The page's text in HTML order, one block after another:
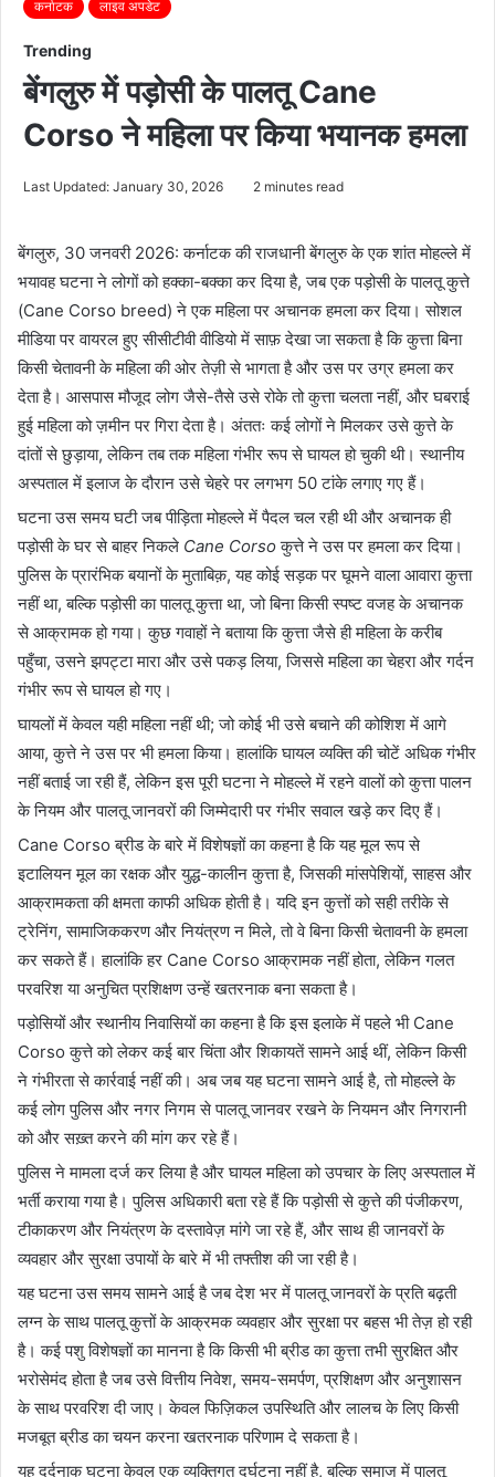
कर्नाटक लाइव अपडेट
Trending
बेंगलुरु में पड़ोसी के पालतू Cane
Corso ने महिला पर किया भयानक हमला
Last Updated: January 30, 2026 2 minutes read
बेंगलुरु, 30 जनवरी 2026: कर्नाटक की राजधानी बेंगलुरु के एक शांत मोहल्ले में
भयावह घटना ने लोगों को हक्का-बक्का कर दिया है, जब एक पड़ोसी के पालतू कुत्ते
(Cane Corso breed) ने एक महिला पर अचानक हमला कर दिया। सोशल
मीडिया पर वायरल हुए सीसीटीवी वीडियो में साफ़ देखा जा सकता है कि कुत्ता बिना
किसी चेतावनी के महिला की ओर तेज़ी से भागता है और उस पर उग्र हमला कर
देता है। आसपास मौजूद लोग जैसे-तैसे उसे रोके तो कुत्ता चलता नहीं, और घबराई
हुई महिला को ज़मीन पर गिरा देता है। अंततः कई लोगों ने मिलकर उसे कुत्ते के
दांतों से छुड़ाया, लेकिन तब तक महिला गंभीर रूप से घायल हो चुकी थी। स्थानीय
अस्पताल में इलाज के दौरान उसे चेहरे पर लगभग 50 टांके लगाए गए हैं।
घटना उस समय घटी जब पीड़िता मोहल्ले में पैदल चल रही थी और अचानक ही
पड़ोसी के घर से बाहर निकले Cane Corsoकुत्ते ने उस पर हमला कर दिया।
पुलिस के प्रारंभिक बयानों के मुताबिक़, यह कोई सड़क पर घूमने वाला आवारा कुत्ता
नहीं था, बल्कि पड़ोसी का पालतू कुत्ता था, जो बिना किसी स्पष्ट वजह के अचानक
से आक्रामक हो गया। कुछ गवाहों ने बताया कि कुत्ता जैसे ही महिला के करीब
पहुँचा, उसने झपट्टा मारा और उसे पकड़ लिया, जिससे महिला का चेहरा और गर्दन
गंभीर रूप से घायल हो गए।
घायलों में केवल यही महिला नहीं थी; जो कोई भी उसे बचाने की कोशिश में आगे
आया, कुत्ते ने उस पर भी हमला किया। हालांकि घायल व्यक्ति की चोटें अधिक गंभीर
नहीं बताई जा रही हैं, लेकिन इस पूरी घटना ने मोहल्ले में रहने वालों को कुत्ता पालन
के नियम और पालतू जानवरों की जिम्मेदारी पर गंभीर सवाल खड़े कर दिए हैं।
Cane Corso ब्रीड के बारे में विशेषज्ञों का कहना है कि यह मूल रूप से
इटालियन मूल का रक्षक और युद्ध-कालीन कुत्ता है, जिसकी मांसपेशियों, साहस और
आक्रामकता की क्षमता काफी अधिक होती है। यदि इन कुत्तों को सही तरीके से
ट्रेनिंग, सामाजिककरण और नियंत्रण न मिले, तो वे बिना किसी चेतावनी के हमला
कर सकते हैं। हालांकि हर Cane Corso आक्रामक नहीं होता, लेकिन गलत
परवरिश या अनुचित प्रशिक्षण उन्हें खतरनाक बना सकता है।
पड़ोसियों और स्थानीय निवासियों का कहना है कि इस इलाके में पहले भी Cane
Corso कुत्ते को लेकर कई बार चिंता और शिकायतें सामने आई थीं, लेकिन किसी
ने गंभीरता से कार्रवाई नहीं की। अब जब यह घटना सामने आई है, तो मोहल्ले के
कई लोग पुलिस और नगर निगम से पालतू जानवर रखने के नियमन और निगरानी
को और सख़्त करने की मांग कर रहे हैं।
पुलिस ने मामला दर्ज कर लिया है और घायल महिला को उपचार के लिए अस्पताल में
भर्ती कराया गया है। पुलिस अधिकारी बता रहे हैं कि पड़ोसी से कुत्ते की पंजीकरण,
टीकाकरण और नियंत्रण के दस्तावेज़ मांगे जा रहे हैं, और साथ ही जानवरों के
व्यवहार और सुरक्षा उपायों के बारे में भी तफ्तीश की जा रही है।
यह घटना उस समय सामने आई है जब देश भर में पालतू जानवरों के प्रति बढ़ती
लग्न के साथ पालतू कुत्तों के आक्रमक व्यवहार और सुरक्षा पर बहस भी तेज़ हो रही
है। कई पशु विशेषज्ञों का मानना है कि किसी भी ब्रीड का कुत्ता तभी सुरक्षित और
भरोसेमंद होता है जब उसे वित्तीय निवेश, समय-समर्पण, प्रशिक्षण और अनुशासन
के साथ परवरिश दी जाए। केवल फिज़िकल उपस्थिति और लालच के लिए किसी
मजबूत ब्रीड का चयन करना खतरनाक परिणाम दे सकता है।
यह दर्दनाक घटना केवल एक व्यक्तिगत दुर्घटना नहीं है, बल्कि समाज में पालतू